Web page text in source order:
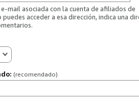
mail asociada con la cuenta de afiliados de
puedes acceder a esa dirección, indica una
(recomendado)